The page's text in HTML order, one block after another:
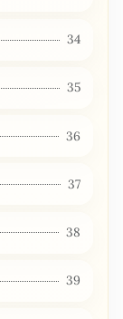
34
35
36
37
38
39